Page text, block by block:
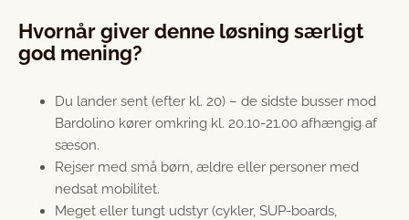
Hvornår giver denne løsning særligt
god mening?
Du lander sent (efter kl. 20) – de sidste busser mod
Bardolino kører omkring kl. 20.10-21.00 afhængig af
sæson.
Rejser med små børn, ældre eller personer med
nedsat mobilitet.
Meget eller tungt udstyr (cykler, SUP-boards,